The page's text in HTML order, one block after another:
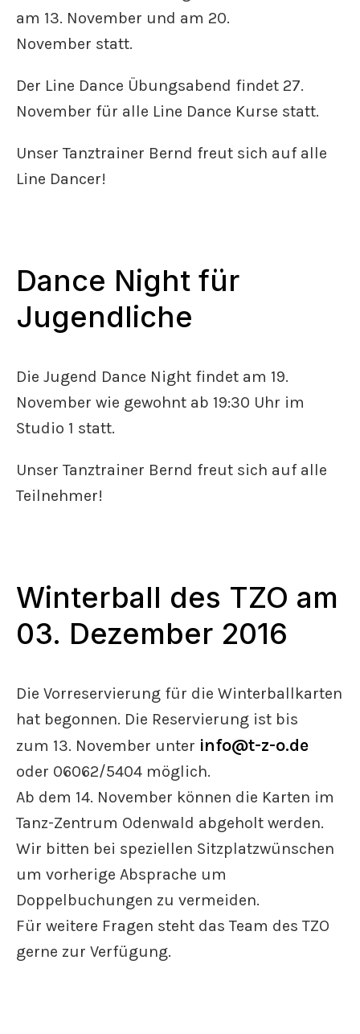
am 13. November und am 20.
November statt.
Der Line Dance Übungsabend findet 27.
November für alle Line Dance Kurse statt.
Unser Tanztrainer Bernd freut sich auf alle
Line Dancer!
Dance Night für
Jugendliche
Die Jugend Dance Night findet am 19.
November wie gewohnt ab 19:30 Uhr im
Studio 1 statt.
Unser Tanztrainer Bernd freut sich auf alle
Teilnehmer!
Winterball des TZO am
03. Dezember 2016
Die Vorreservierung für die Winterballkarten
hat begonnen. Die Reservierung ist bis
zum 13. November unter info@t-z-o.de
oder 06062/5404 möglich.
Ab dem 14. November können die Karten im
Tanz-Zentrum Odenwald abgeholt werden.
Wir bitten bei speziellen Sitzplatzwünschen
um vorherige Absprache um
Doppelbuchungen zu vermeiden.
Für weitere Fragen steht das Team des TZO
gerne zur Verfügung.